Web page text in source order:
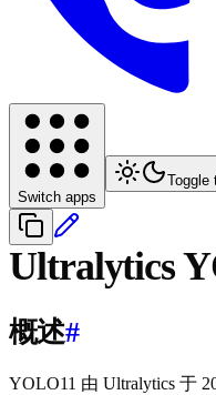
Switch apps
Toggle
Ultralytics
概述#
YOLO11 由 Ultralytics 于